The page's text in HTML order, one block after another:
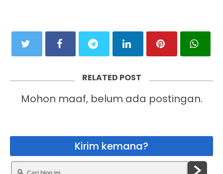
RELATED POST
Mohon maaf, belum ada postingan.
Kirim kemana?